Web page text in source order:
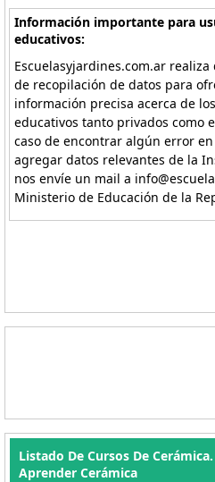
Información importante para
educativos:
Escuelasyjardines.com.ar
de recopilación de datos para
información precisa acerca de
educativos tanto privados como
caso de encontrar algún error
agregar datos relevantes de la
nos envíe un mail a
Ministerio de Educación de la
Listado De Cursos De
Aprender Cerámica